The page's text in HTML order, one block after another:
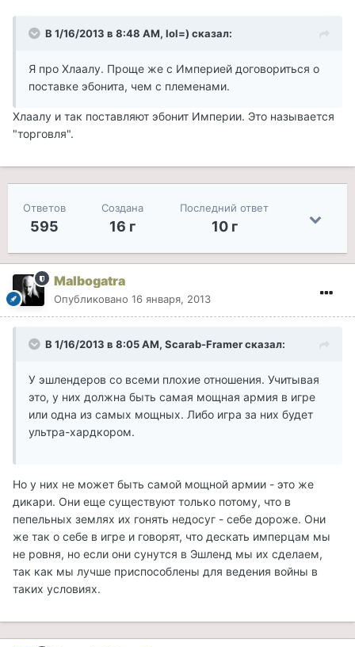
В 1/16/2013 в 8:48 AM, lol=) сказал:
Я про Хлаалу. Проще же с Империей договориться о
поставке эбонита, чем с племенами.
Хлаалу и так поставляют эбонит Империи. Это называется
"торговля".
Ответов
595
Создана
16 г
Последний ответ
10 г
Malbogatra
Опубликовано 16 января, 2013
В 1/16/2013 в 8:05 AM, Scarab-Framer сказал:
У эшлендеров со всеми плохие отношения. Учитывая
это, у них должна быть самая мощная армия в игре
или одна из самых мощных. Либо игра за них будет
ультра-хардкором.
Но у них не может быть самой мощной армии - это же
дикари. Они еще существуют только потому, что в
пепельных землях их гонять недосуг - себе дороже. Они
же так о себе в игре и говорят, что дескать имперцам мы
не ровня, но если они сунутся в Эшленд мы их сделаем,
так как мы лучше приспособлены для ведения войны в
таких условиях.